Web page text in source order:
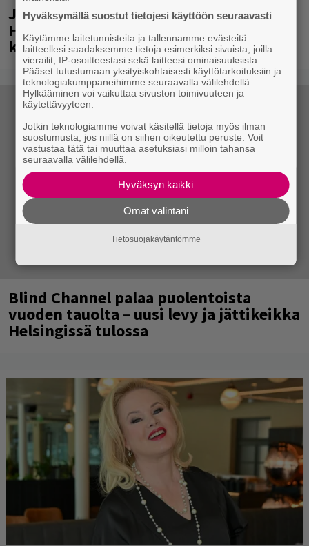
Jytäkesä Go-Go -festivaalia vietettiin
Helsingin Suvilahdessa – katso
kuvagalleria täältä
Blind Channel palaa puolentoista
vuoden tauolta – uusi levy ja jättikeikka
Helsingissä tulossa
Hyväksymällä suostut tietojesi käyttöön seuraavasti
Käytämme laitetunnisteita ja tallennamme evästeitä
laitteellesi saadaksemme tietoja esimerkiksi sivuista, joilla
vierailit, IP-osoitteestasi sekä laitteesi ominaisuuksista.
Pääset tutustumaan yksityiskohtaisesti käyttötarkoituksiin ja
teknologiakumppaneihimme seuraavalla välilehdellä.
Hylkääminen voi vaikuttaa sivuston toimivuuteen ja
käytettävyyteen.
Jotkin teknologiamme voivat käsitellä tietoja myös ilman
suostumusta, jos niillä on siihen oikeutettu peruste. Voit
vastustaa tätä tai muuttaa asetuksiasi milloin tahansa
seuraavalla välilehdellä.
Hyväksyn kaikki
Omat valintani
Tietosuojakäytäntömme